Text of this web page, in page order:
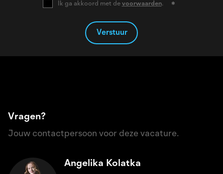
Ik ga akkoord met de voorwaarden.
Verstuur
Vragen?
Jouw contactpersoon voor deze vacature.
Angelika Kolatka